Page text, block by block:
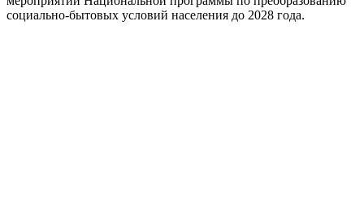
социально-бытовых условий населения до 2028 года.